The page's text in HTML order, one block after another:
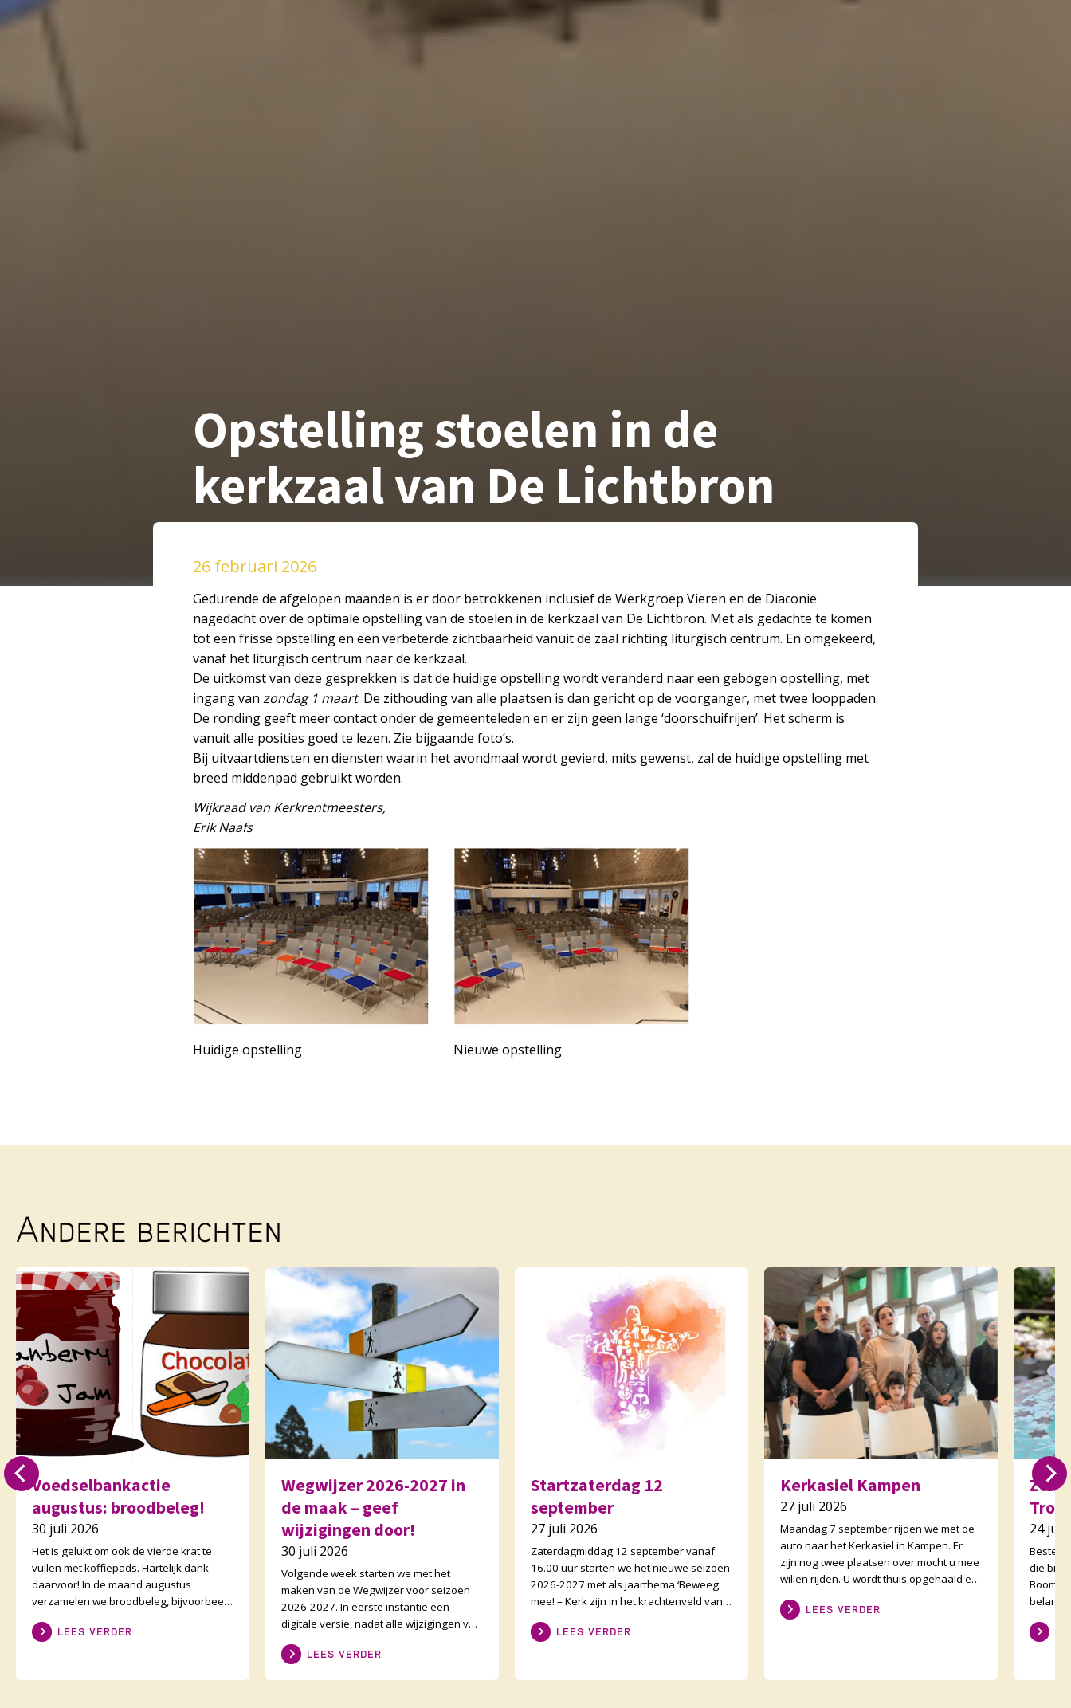
Opstelling stoelen in de
kerkzaal van De Lichtbron
26 februari 2026
Gedurende de afgelopen maanden is er door betrokkenen inclusief de Werkgroep Vieren en de Diaconie
nagedacht over de optimale opstelling van de stoelen in de kerkzaal van De Lichtbron. Met als gedachte te komen
tot een frisse opstelling en een verbeterde zichtbaarheid vanuit de zaal richting liturgisch centrum. En omgekeerd,
vanaf het liturgisch centrum naar de kerkzaal.
De uitkomst van deze gesprekken is dat de huidige opstelling wordt veranderd naar een gebogen opstelling, met
ingang van zondag 1 maart. De zithouding van alle plaatsen is dan gericht op de voorganger, met twee looppaden.
De ronding geeft meer contact onder de gemeenteleden en er zijn geen lange ‘doorschuifrijen’. Het scherm is
vanuit alle posities goed te lezen. Zie bijgaande foto’s.
Bij uitvaartdiensten en diensten waarin het avondmaal wordt gevierd, mits gewenst, zal de huidige opstelling met
breed middenpad gebruikt worden.
Wijkraad van Kerkrentmeesters,
Erik Naafs
Huidige opstelling Nieuwe opstelling
Andere berichten
Voedselbankactie
augustus: broodbeleg!
30 juli 2026
Het is gelukt om ook de vierde krat te
vullen met koffiepads. Hartelijk dank
daarvoor! In de maand augustus
verzamelen we broodbeleg, bijvoorbeeld
zijn de koffiLEES VERDER
Wegwijzer 2026-2027 in
de maak – geef
wijzigingen door!
30 juli 2026
Volgende week starten we met het
maken van de Wegwijzer voor seizoen
2026-2027. In eerste instantie een
digitale versie, nadat alle wijzigingen van
bekend zijn vol
LEES VERDER
Startzaterdag 12
september
27 juli 2026
Zaterdagmiddag 12 september vanaf
16.00 uur starten we het nieuwe seizoen
2026-2027 met als jaarthema ‘Beweeg
mee! – Kerk zijn in het krachtenveld van
LEES VERDER
Kerkasiel Kampen
27 juli 2026
Maandag 7 september rijden we met de
auto naar het Kerkasiel in Kampen. Er
zijn nog twee plaatsen over mocht u mee
willen rijden. U wordt thuis opgehaald en
ro
LEES VERDER
24 juli
Beste
die bij
de